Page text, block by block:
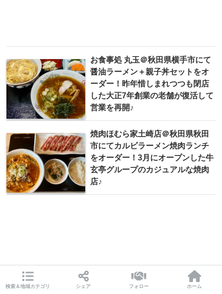
お食事処 丸玉＠秋田県横手市にて
醤油ラーメン＋親子丼セットをオ
ーダー！昨年惜しまれつつも閉店
した大正7年創業の老舗が復活して
営業を再開♪
焼肉ほむら家土崎店＠秋田県秋田
市にてカルビラーメン焼肉ランチ
をオーダー！3月にオープンした牛
玄亭グループのカジュアルな焼肉
店♪
検索＆地域カテゴリ シェア フォロー ホーム